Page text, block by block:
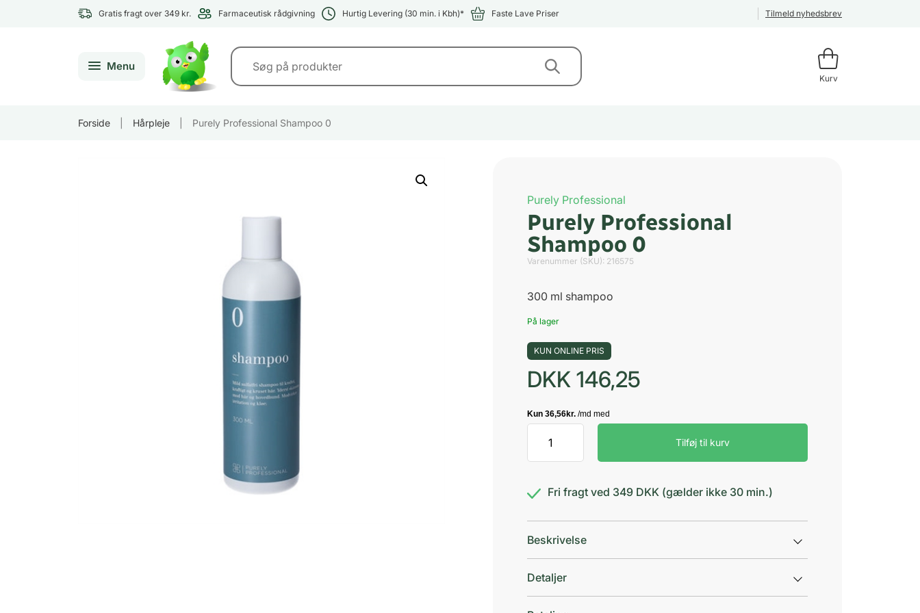
Gratis fragt over 349 kr. Farmaceutisk rådgivning Hurtig Levering (30 min. i Kbh)* Faste Lave Priser Tilmeld nyhedsbrev
Menu
Kurv
Forside Hårpleje Purely Professional Shampoo 0
Purely Professional
Purely Professional
Shampoo 0
Varenummer (SKU): 216575
300 ml shampoo
På lager
KUN ONLINE PRIS
DKK 146,25
Professional
Shampoo
antal
Tilføj til kurv
Fri fragt ved 349 DKK (gælder ikke 30 min.)
Beskrivelse
Detaljer